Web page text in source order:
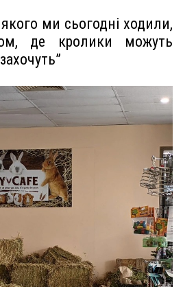
ми сьогодні ходили,
де кролики можуть